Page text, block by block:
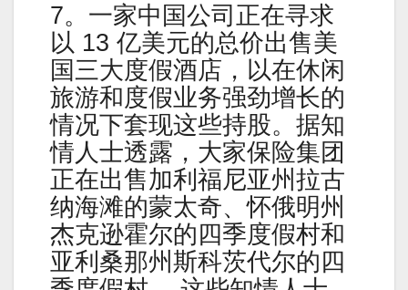
7。一家中国公司正在寻求
以 13 亿美元的总价出售美
国三大度假酒店，以在休闲
旅游和度假业务强劲增长的
情况下套现这些持股。据知
情人士透露，大家保险集团
正在出售加利福尼亚州拉古
纳海滩的蒙太奇、怀俄明州
杰克逊霍尔的四季度假村和
亚利桑那州斯科茨代尔的四